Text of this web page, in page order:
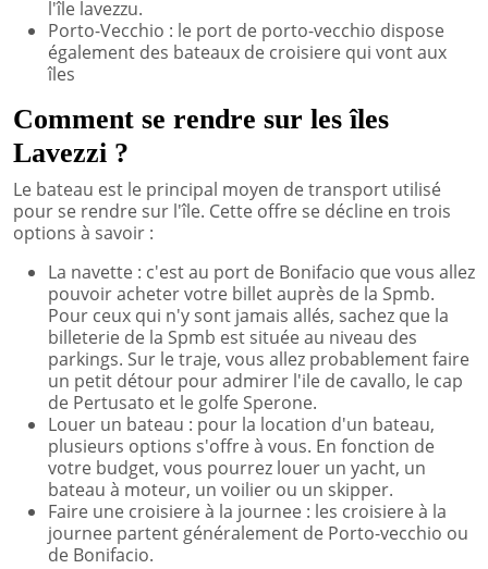
l'île lavezzu.
Porto-Vecchio : le port de porto-vecchio dispose
également des bateaux de croisiere qui vont aux
îles
Comment se rendre sur les îles
Lavezzi ?
Le bateau est le principal moyen de transport utilisé
pour se rendre sur l'île. Cette offre se décline en trois
options à savoir :
La navette : c'est au port de Bonifacio que vous allez
pouvoir acheter votre billet auprès de la Spmb.
Pour ceux qui n'y sont jamais allés, sachez que la
billeterie de la Spmb est située au niveau des
parkings. Sur le traje, vous allez probablement faire
un petit détour pour admirer l'ile de cavallo, le cap
de Pertusato et le golfe Sperone.
Louer un bateau : pour la location d'un bateau,
plusieurs options s'offre à vous. En fonction de
votre budget, vous pourrez louer un yacht, un
bateau à moteur, un voilier ou un skipper.
Faire une croisiere à la journee : les croisiere à la
journee partent généralement de Porto-vecchio ou
de Bonifacio.